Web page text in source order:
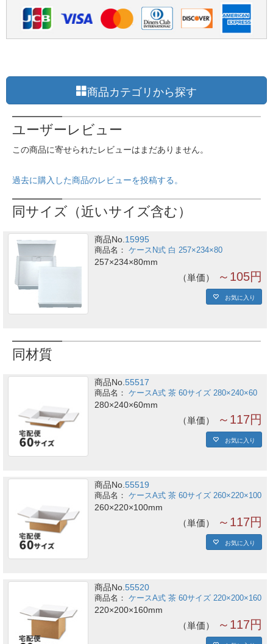
商品カテゴリから探す
ユーザーレビュー
この商品に寄せられたレビューはまだありません。
過去に購入した商品のレビューを投稿する。
同サイズ（近いサイズ含む）
商品No.15995
ケースN式 白 257×234×80
257×234×80mm
単価 ～105円
お気に入り
同材質
商品No.55517
ケースA式 茶 60サイズ 280×240×60
280×240×60mm
単価 ～117円
お気に入り
商品No.55519
ケースA式 茶 60サイズ 260×220×100
260×220×100mm
単価 ～117円
お気に入り
商品No.55520
ケースA式 茶 60サイズ 220×200×160
220×200×160mm
単価 ～117円